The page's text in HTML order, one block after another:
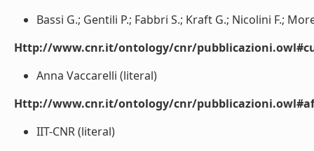
Bassi G.; Gentili P.; Fabbri S.; Kraft G.; Nicolini F.;
Http://www.cnr.it/ontology/cnr/
Anna Vaccarelli (literal)
Http://www.cnr.it/ontology/cnr/
IIT-CNR (literal)